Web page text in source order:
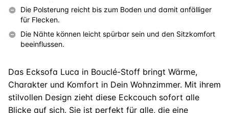
Die Polsterung reicht bis zum Boden und damit anfälliger
für Flecken.
Die Nähte können leicht spürbar sein und den Sitzkomfort
beeinflussen.
Das Ecksofa Luca in Bouclé-Stoff bringt Wärme,
Charakter und Komfort in Dein Wohnzimmer. Mit ihrem
stilvollen Design zieht diese Eckcouch sofort alle
Blicke auf sich. Sie ist perfekt für alle, die eine